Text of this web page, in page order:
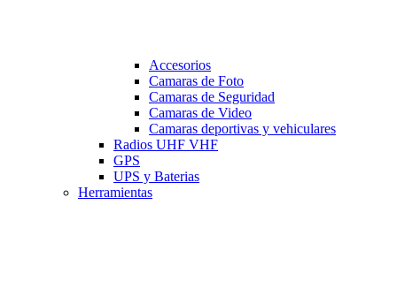
Accesorios
Camaras de Foto
Camaras de Seguridad
Camaras de Video
Camaras deportivas y vehiculares
Radios UHF VHF
GPS
UPS y Baterias
Herramientas